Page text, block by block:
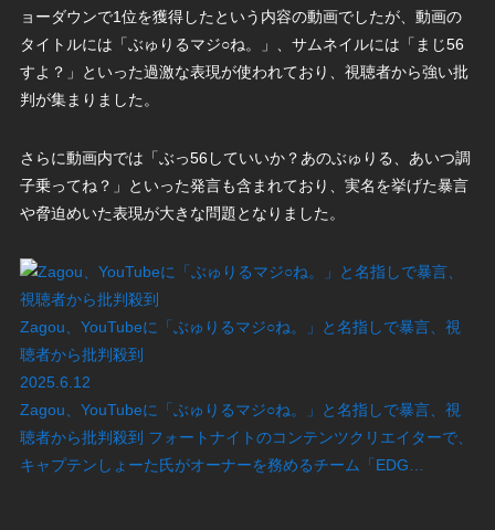
ョーダウンで1位を獲得したという内容の動画でしたが、動画の
タイトルには「ぶゅりるマジ○ね。」、サムネイルには「まじ56
すよ？」といった過激な表現が使われており、視聴者から強い批
判が集まりました。
さらに動画内では「ぶっ56していいか？あのぶゅりる、あいつ調
子乗ってね？」といった発言も含まれており、実名を挙げた暴言
や脅迫めいた表現が大きな問題となりました。
Zagou、YouTubeに「ぶゅりるマジ○ね。」と名指しで暴言、視
聴者から批判殺到
2025.6.12
Zagou、YouTubeに「ぶゅりるマジ○ね。」と名指しで暴言、視
聴者から批判殺到 フォートナイトのコンテンツクリエイターで、
キャプテンしょーた氏がオーナーを務めるチーム「EDG…